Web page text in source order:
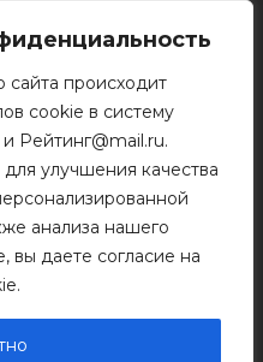
сайта происходит
cookie в систему
Рейтинг@mail.ru.
улучшения качества
анализа нашего
вы даете согласие на
Поиск